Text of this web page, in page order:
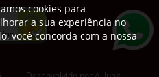
cookies para
a sua experiência no
você concorda com a nossa